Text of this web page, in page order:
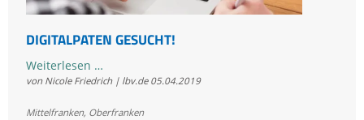
DIGITALPATEN GESUCHT!
Weiterlesen …Digitalpaten
gesucht!
von Nicole Friedrich | lbv.de 05.04.2019
Mittelfranken, Oberfranken